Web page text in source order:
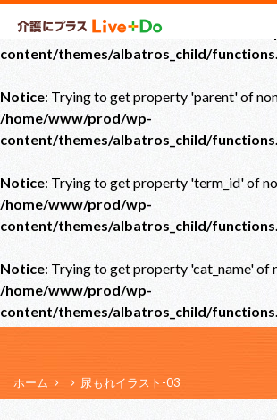
Notice: Undefined offset: 0 in
content/themes/albatros_child/
Notice: Trying to get property 'parent' of
/home/www/prod/wp-
content/themes/albatros_child/
Notice: Trying to get property 'term_id' of
/home/www/prod/wp-
content/themes/albatros_child/
Notice: Trying to get property 'cat_name' of
/home/www/prod/wp-
content/themes/albatros_child/
ホーム 尿もれイラスト-03